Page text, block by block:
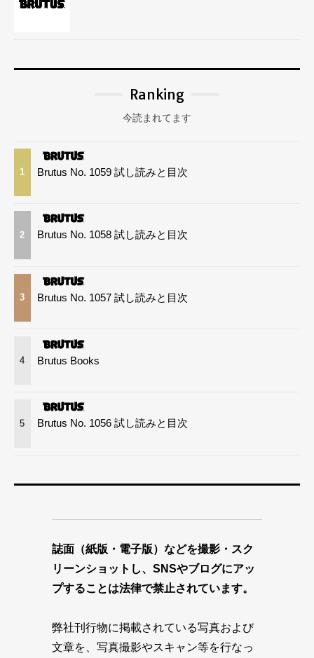
Ranking
今読まれてます
1 Brutus No. 1059 試し読みと目次
2 Brutus No. 1058 試し読みと目次
3 Brutus No. 1057 試し読みと目次
4 Brutus Books
5 Brutus No. 1056 試し読みと目次
誌面（紙版・電子版）などを撮影・スク
リーンショットし、SNSやブログにアッ
プすることは法律で禁止されています。
弊社刊行物に掲載されている写真および
文章を、写真撮影やスキャン等を行なっ